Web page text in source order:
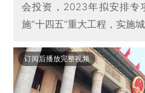
会投资，2023年拟安排专
施“十四五”重大工程，实施
订阅后播放完整视频